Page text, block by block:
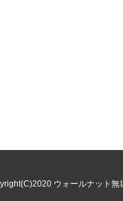
ウォールナット無